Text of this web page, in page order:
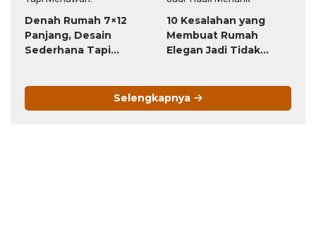
Denah Rumah 7×12
Panjang, Desain
Sederhana Tapi
10 Kesalahan yang
Membuat Rumah
Elegan Jadi Tidak
Selengkapnya